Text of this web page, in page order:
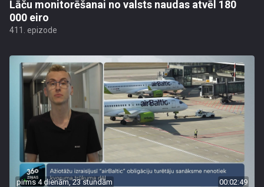
Lāču monitorēšanai no valsts naudas atvēl 180
000 eiro
411. epizode
pirms 4 dienām, 23 stundām 00:02:49